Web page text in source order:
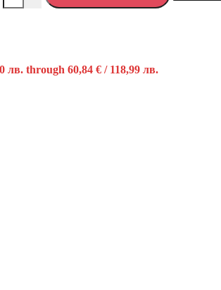
лв. through 60,84 € / 118,99 лв.